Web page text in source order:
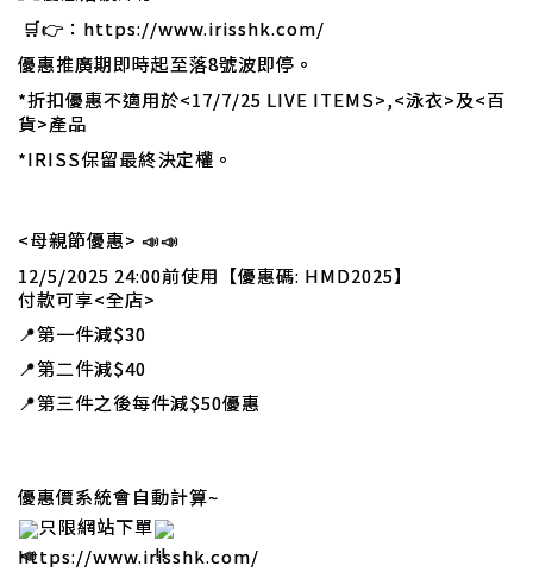
🛒👉：https://www.irisshk.com/
優惠推廣期即時起至落8號波即停。
*折扣優惠不適用於<17/7/25 LIVE ITEMS>,<泳衣>及<百
貨>產品
*IRISS保留最終決定權。
<母親節優惠> 📣📣
12/5/2025 24:00前使用 【優惠碼: HMD2025】
付款可享<全店>
📍第一件減$30
📍第二件減$40
📍第三件之後每件減$50優惠
優惠價系統會自動計算~
只限網站下單
https://www.irisshk.com/